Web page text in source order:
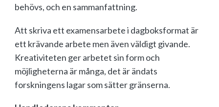
behövs, och en sammanfattning.
Att skriva ett examensarbete i dagboksformat är
ett krävande arbete men även väldigt givande.
Kreativiteten ger arbetet sin form och
möjligheterna är många, det är ändats
forskningens lagar som sätter gränserna.